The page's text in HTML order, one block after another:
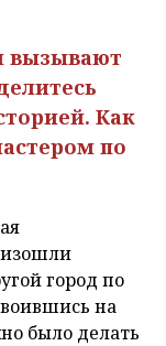
вызывают
Как
по
город по
на
было делать